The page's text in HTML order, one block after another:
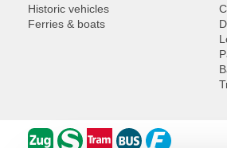
Historic vehicles
Ferries & boats